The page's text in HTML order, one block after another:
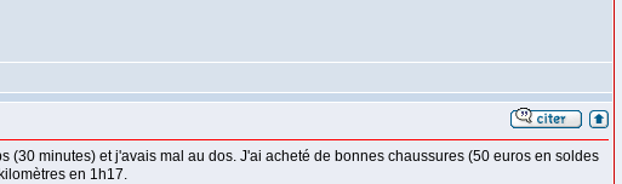
minutes) et j'avais mal au dos. J'ai acheté de bonnes chaussures (50 euros en soldes
en 1h17.